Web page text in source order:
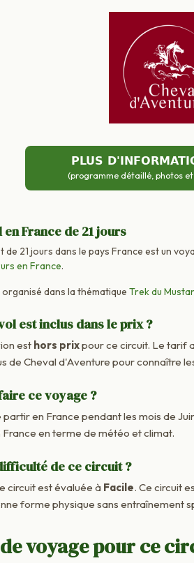
PLUS
(programme détaillé, photos
France de 21 jours
de 21 jours dans le pays France est un
en France.
dans la thématique Trek du
est inclus dans le prix ?
est hors prixpour ce circuit. Le tarif
de Cheval d'Aventure pour connaître
ce voyage ?
partir en France pendant les mois de
en terme de météo et climat.
de ce circuit ?
circuit est évaluée à Facile. Ce circuit
forme physique sans entraînement
voyage pour ce